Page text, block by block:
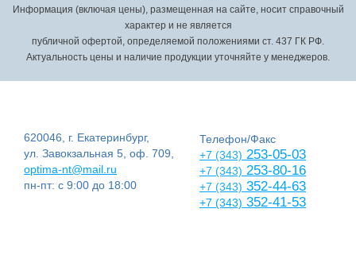
Информация (включая цены), размещенная на сайте, носит справочный
характер и не является
публичной офертой, определяемой положениями ст. 437 ГК РФ.
Актуальность цены и наличие продукции уточняйте у менеджеров.
620046, г. Екатеринбург,
ул. Завокзальная 5, оф. 709,
optima-nt@mail.ru
пн-пт: с 9:00 до 18:00
Телефон/Факс
+7 (343) 253-05-03
+7 (343) 253-80-16
+7 (343) 352-44-63
+7 (343) 352-41-53